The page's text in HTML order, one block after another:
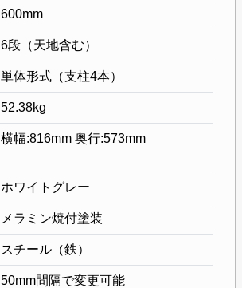
600mm
6段（天地含む）
単体形式（支柱4本）
52.38kg
横幅:816mm 奥行:573mm
ホワイトグレー
メラミン焼付塗装
スチール（鉄）
50mm間隔で変更可能